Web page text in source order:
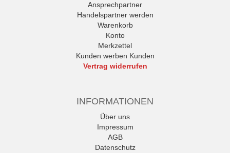
Ansprechpartner
Handelspartner werden
Warenkorb
Konto
Merkzettel
Kunden werben Kunden
Vertrag widerrufen
INFORMATIONEN
Über uns
Impressum
AGB
Datenschutz